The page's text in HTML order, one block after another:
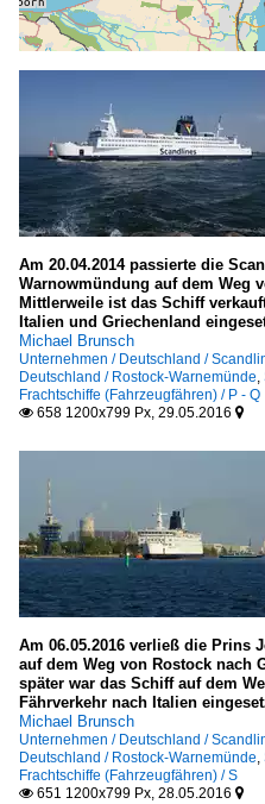
Am 20.04.2014 passierte die
Warnowmündung auf dem Weg
Mittlerweile ist das Schiff
Italien und Griechenland
Michael Brunsch
Unternehmen / Deutschland /
Deutschland / Rostock-Warnemünde,
Frachtschiffe (Fahrzeugfähren) / P - Q
 658 1200x799 Px, 29.05.2016 
Am 06.05.2016 verließ die Prins
auf dem Weg von Rostock nach
später war das Schiff auf dem
Fährverkehr nach Italien
Michael Brunsch
Unternehmen / Deutschland /
Deutschland / Rostock-Warnemünde,
Frachtschiffe (Fahrzeugfähren) / S
 651 1200x799 Px, 28.05.2016 